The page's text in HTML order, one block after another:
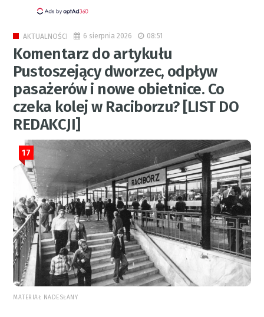
AKTUALNOŚCI 6 sierpnia 2026 08:51
Komentarz do artykułu
Pustoszejący dworzec, odpływ
pasażerów i nowe obietnice. Co
czeka kolej w Raciborzu? [LIST DO
REDAKCJI]
17
MATERIAŁ NADESŁANY